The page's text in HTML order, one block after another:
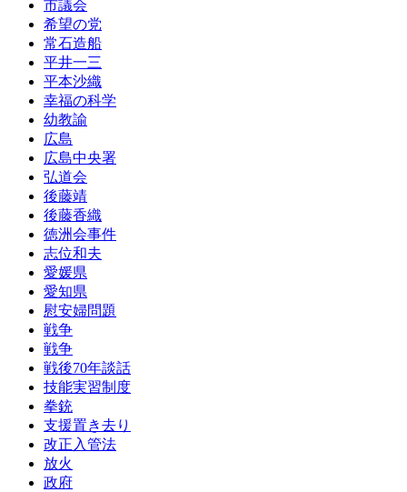
市議会
希望の党
常石造船
平井一三
平本沙織
幸福の科学
幼教諭
広島
広島中央署
弘道会
後藤靖
後藤香織
徳洲会事件
志位和夫
愛媛県
愛知県
慰安婦問題
戦争
戦争
戦後70年談話
技能実習制度
拳銃
支援置き去り
改正入管法
放火
政府